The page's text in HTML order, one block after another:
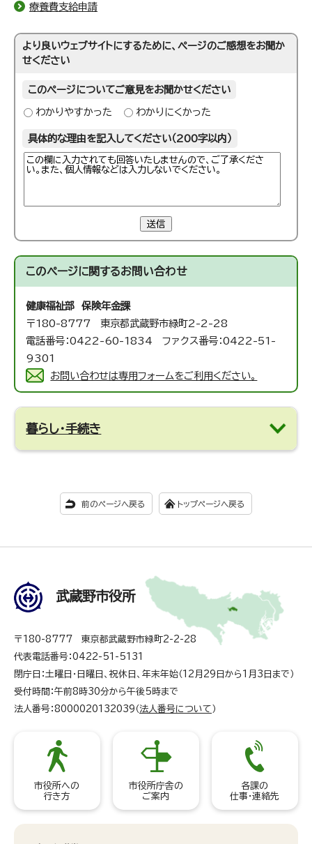
療養費支給申請
より良いウェブサイトにするために、ページのご感想をお聞か
せください
このページについてご意見をお聞かせください
わかりやすかった わかりにくかった
具体的な理由を記入してください（200字以内）
送信
このページに関するお問い合わせ
健康福祉部 保険年金課
〒180-8777 東京都武蔵野市緑町2-2-28
電話番号：0422-60-1834 ファクス番号：0422-51-
9301
お問い合わせは専用フォームをご利用ください。
暮らし・手続き
前のページへ戻る トップページへ戻る
武蔵野市役所
〒180-8777 東京都武蔵野市緑町2-2-28
代表電話番号：0422-51-5131
閉庁日：土曜日・日曜日、祝休日、年末年始（12月29日から1月3日まで）
受付時間：午前8時30分から午後5時まで
法人番号：8000020132039（ 法人番号について ）
市役所への
行き方
市役所庁舎の
ご案内
各課の
仕事・連絡先